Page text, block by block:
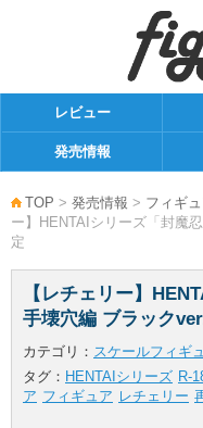
レビュー
発売情報
TOP > 発売情報 > フィギ
ー】HENTAIシリーズ「封魔
定
【レチェリー】
手壊穴編 ブラック
カテゴリ： スケールフィギ
タグ： HENTAIシリーズ R-
ア フィギュア レチェリー